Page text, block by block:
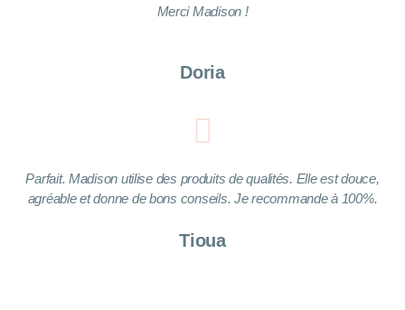
Merci Madison !
Doria
Parfait. Madison utilise des produits de qualités. Elle est douce,
agréable et donne de bons conseils. Je recommande à 100%.
Tioua